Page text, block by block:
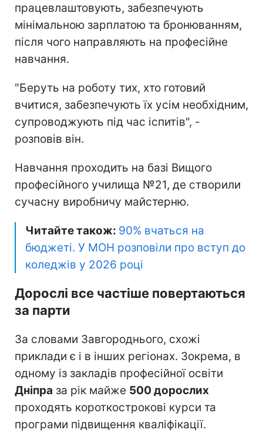
працевлаштовують, забезпечують
мінімальною зарплатою та бронюванням,
після чого направляють на професійне
навчання.
"Беруть на роботу тих, хто готовий
вчитися, забезпечують їх усім необхідним,
супроводжують під час іспитів", -
розповів він.
Навчання проходить на базі Вищого
професійного училища №21, де створили
сучасну виробничу майстерню.
Читайте також: 90% вчаться на
бюджеті. У МОН розповіли про вступ до
коледжів у 2026 році
Дорослі все частіше повертаються
за парти
За словами Завгороднього, схожі
приклади є і в інших регіонах. Зокрема, в
одному із закладів професійної освіти
Дніпра за рік майже 500 дорослих
проходять короткострокові курси та
програми підвищення кваліфікації.